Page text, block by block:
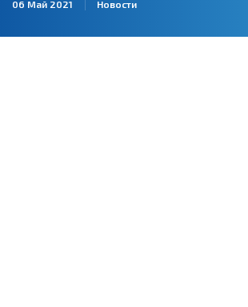
06 Май 2021 Новости